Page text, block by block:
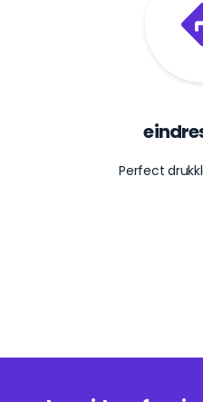
Perfect